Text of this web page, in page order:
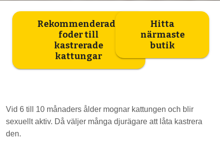
Rekommenderade
foder till
kastrerade
kattungar
Hitta
närmaste
butik
Vid 6 till 10 månaders ålder mognar kattungen och blir
sexuellt aktiv. Då väljer många djurägare att låta kastrera
den.